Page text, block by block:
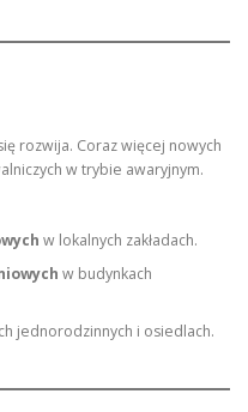
rozwija. Coraz więcej nowych
w trybie awaryjnym.
w lokalnych zakładach.
w budynkach
jednorodzinnych i osiedlach.